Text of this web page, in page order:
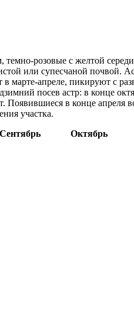
темно-розовые с желтой
или супесчаной почвой.
марте-апреле, пикируют с
посев астр: в конце
в конце апреля
участка.
Сентябрь Октябрь